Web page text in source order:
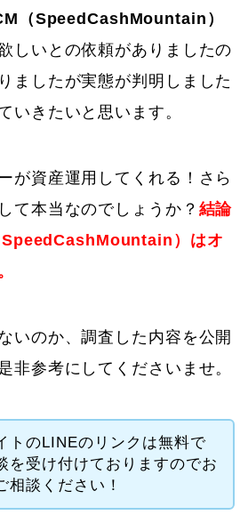
（SpeedCashMountain）
しいとの依頼がありましたの
ましたが実態が判明しました
いきたいと思います。
が資産運用してくれる！さら
て本当なのでしょうか？ 結論
SpeedCashMountain）はオ
いのか、調査した内容を公開
非参考にしてくださいませ。
トのLINEのリンクは無料で
を受け付けておりますのでお
相談ください！